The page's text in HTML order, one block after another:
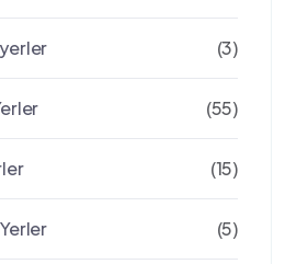
(3)
(55)
(15)
(5)